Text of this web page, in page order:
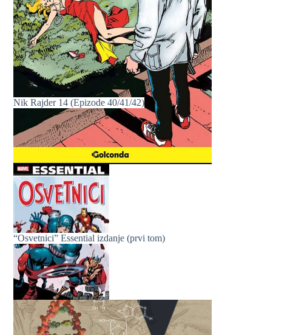
Nik Rajder 14 (Epizode 40/41/42)
“Osvetnici” Essential izdanje (prvi tom)